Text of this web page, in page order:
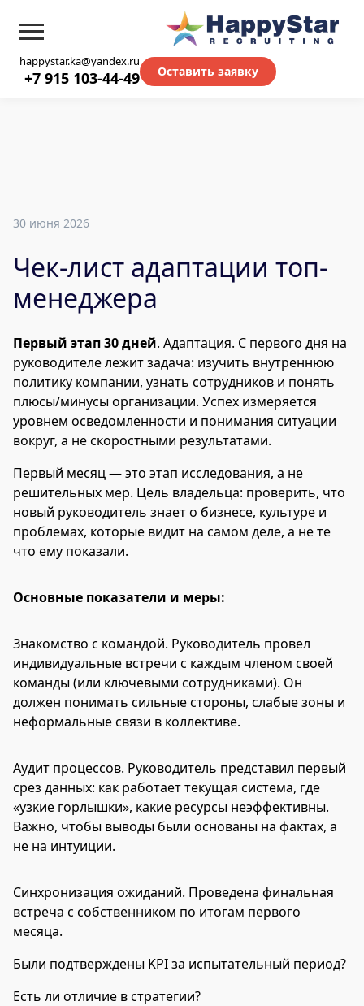
30 июня 2026
Чек-лист адаптации топ-
менеджера
Первый этап 30 дней. Адаптация. С первого дня на
руководителе лежит задача: изучить внутреннюю
политику компании, узнать сотрудников и понять
плюсы/минусы организации. Успех измеряется
уровнем осведомленности и понимания ситуации
вокруг, а не скоростными результатами.
Первый месяц — это этап исследования, а не
решительных мер. Цель владельца: проверить, что
новый руководитель знает о бизнесе, культуре и
проблемах, которые видит на самом деле, а не те
что ему показали.
Основные показатели и меры:
Знакомство с командой. Руководитель провел
индивидуальные встречи с каждым членом своей
команды (или ключевыми сотрудниками). Он
должен понимать сильные стороны, слабые зоны и
неформальные связи в коллективе.
Аудит процессов. Руководитель представил первый
срез данных: как работает текущая система, где
«узкие горлышки», какие ресурсы неэффективны.
Важно, чтобы выводы были основаны на фактах, а
не на интуиции.
Синхронизация ожиданий. Проведена финальная
встреча с собственником по итогам первого
месяца.
Были подтверждены KPI за испытательный период?
Есть ли отличие в стратегии?
happystar.ka@yandex.ru
+7 915 103-44-49 Оставить заявку